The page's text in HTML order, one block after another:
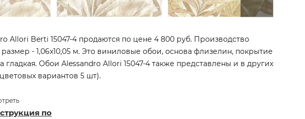
Allori Berti 15047-4 продаются по цене 4 800 руб. Производство
- 1,06x10,05 м. Это виниловые обои, основа флизелин, покрытие
гладкая. Обои Alessandro Allori 15047-4 также представлены и в других
вариантов 5 шт).
по